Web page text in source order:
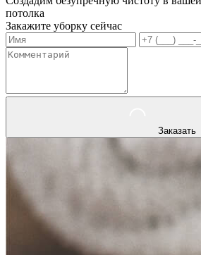
потолка
Закажите уборку сейчас
Заказать